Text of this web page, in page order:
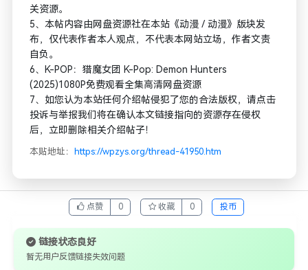
关资源。
5、本帖内容由网盘资源社在本站《动漫 / 动漫》版块发
布，仅代表作者本人观点，不代表本网站立场，作者文责
自负。
6、K-POP：猎魔女团 K-Pop: Demon Hunters
(2025)1080P免费观看全集高清网盘资源
7、如您认为本站任何介绍帖侵犯了您的合法版权，请点击
投诉与举报我们将在确认本文链接指向的资源存在侵权
后，立即删除相关介绍帖子！
本贴地址： https://wpzys.org/thread-41950.htm
点赞 0 收藏 0 投币
链接状态良好
暂无用户反馈链接失效问题